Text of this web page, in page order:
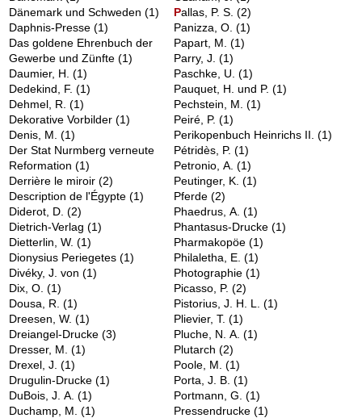
Dänemark und Schweden(1)
Daphnis-Presse(1)
Das goldene Ehrenbuch der
Gewerbe und Zünfte(1)
Daumier, H.(1)
Dedekind, F.(1)
Dehmel, R.(1)
Dekorative Vorbilder(1)
Denis, M.(1)
Der Stat Nurmberg verneute
Reformation(1)
Derrière le miroir(2)
Description de l'Égypte(1)
Diderot, D.(2)
Dietrich-Verlag(1)
Dietterlin, W.(1)
Dionysius Periegetes(1)
Divéky, J. von(1)
Dix, O.(1)
Dousa, R.(1)
Dreesen, W.(1)
Dreiangel-Drucke(3)
Dresser, M.(1)
Drexel, J.(1)
Drugulin-Drucke(1)
DuBois, J. A.(1)
Duchamp, M.(1)
Pallas, P. S.(2)
Panizza, O.(1)
Papart, M.(1)
Parry, J.(1)
Paschke, U.(1)
Pauquet, H. und P.(1)
Pechstein, M.(1)
Peiré, P.(1)
Perikopenbuch Heinrichs II.(1)
Pétridès, P.(1)
Petronio, A.(1)
Peutinger, K.(1)
Pferde(2)
Phaedrus, A.(1)
Phantasus-Drucke(1)
Pharmakopöe(1)
Philaletha, E.(1)
Photographie(1)
Picasso, P.(2)
Pistorius, J. H. L.(1)
Plievier, T.(1)
Pluche, N. A.(1)
Plutarch(2)
Poole, M.(1)
Porta, J. B.(1)
Portmann, G.(1)
Pressendrucke(1)